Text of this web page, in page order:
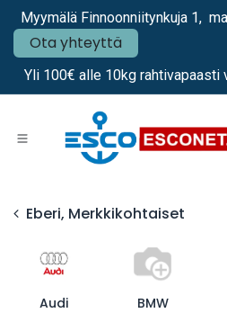
Siirry sisältöön
Myymälä Finnoonniitynkuja 1,
Ota yhteyttä
Yli 100€ alle 10kg rahtivapaasti
Eberi, Merkkikohtaiset
Audi BMW